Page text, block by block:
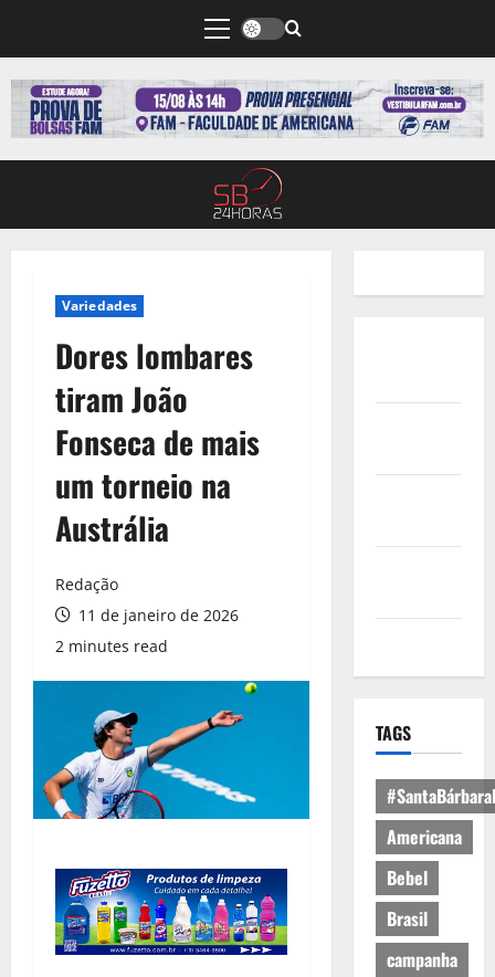
Variedades
Dores lombares
tiram João
Fonseca de mais
um torneio na
Austrália
Redação
11 de janeiro de 2026
2 minutes read
TAGS
Americana
Bebel
Brasil
campanha